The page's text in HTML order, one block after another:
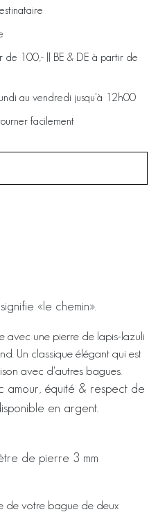
de 100,- || BE & DE à partir de
au vendredi jusqu'à 12h00
facilement
«le chemin».
avec une pierre de lapis-lazuli
Un classique élégant qui est
avec d'autres bagues.
amour, équité & respect de
en argent.
de pierre 3 mm
de votre bague de deux